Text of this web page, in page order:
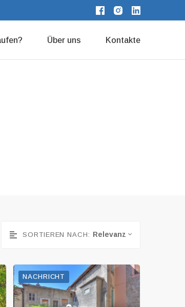
Über uns Kontakte
SORTIEREN NACH: Relevanz
NACHRICHT